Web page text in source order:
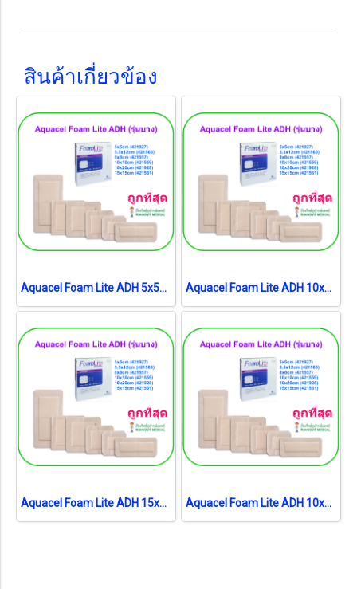
สินค้าเกี่ยวข้อง
Aquacel Foam Lite ADH 5x5cm (421927) (1 แผ่น) Aquacel Foam Lite ADH 10x20cm (421928) (1 แผ่น)
Aquacel Foam Lite ADH 15x15cm (421561) (1 แผ่น) Aquacel Foam Lite ADH 10x10cm (421559) (1 แผ่น)